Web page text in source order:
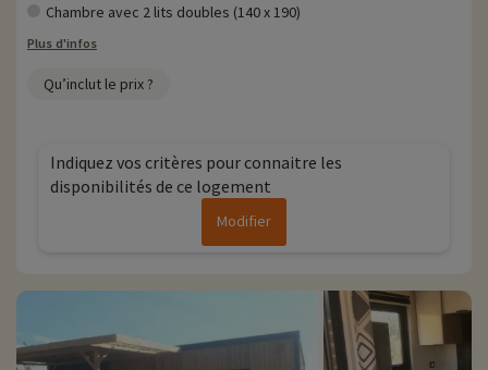
Chambre avec 2 lits doubles (140 x 190)
Plus d'infos
Qu’inclut le prix ?
Indiquez vos critères pour connaitre les
disponibilités de ce logement
Modifier